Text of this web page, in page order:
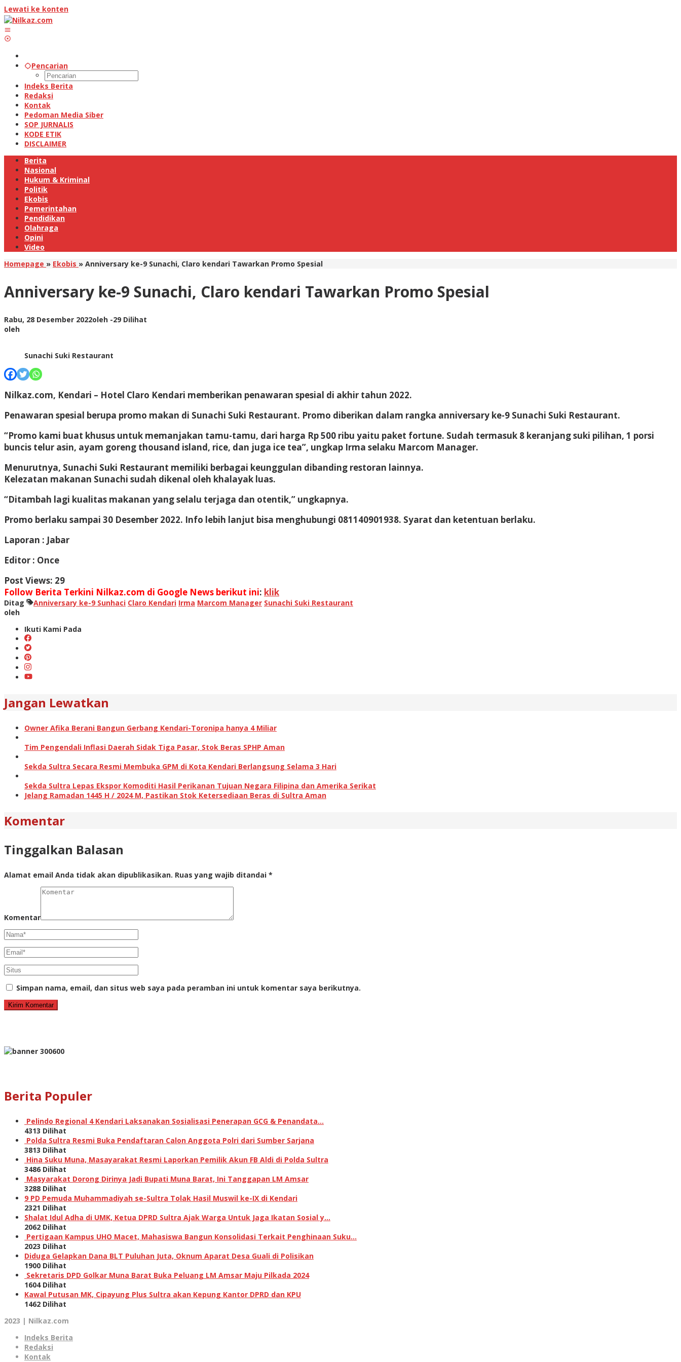
Lewati ke konten
Pencarian
Indeks Berita
Redaksi
Kontak
Pedoman Media Siber
SOP JURNALIS
KODE ETIK
DISCLAIMER
Berita
Nasional
Hukum & Kriminal
Politik
Ekobis
Pemerintahan
Pendidikan
Olahraga
Opini
Video
Homepage » Ekobis » Anniversary ke-9 Sunachi, Claro kendari Tawarkan Promo Spesial
Anniversary ke-9 Sunachi, Claro kendari Tawarkan Promo Spesial
Rabu, 28 Desember 2022oleh -29 Dilihat
oleh
Sunachi Suki Restaurant
Nilkaz.com, Kendari – Hotel Claro Kendari memberikan penawaran spesial di akhir tahun 2022.
Penawaran spesial berupa promo makan di Sunachi Suki Restaurant. Promo diberikan dalam rangka anniversary ke-9 Sunachi Suki Restaurant.
“Promo kami buat khusus untuk memanjakan tamu-tamu, dari harga Rp 500 ribu yaitu paket fortune. Sudah termasuk 8 keranjang suki pilihan, 1 porsi
buncis telur asin, ayam goreng thousand island, rice, dan juga ice tea”, ungkap Irma selaku Marcom Manager.
Menurutnya, Sunachi Suki Restaurant memiliki berbagai keunggulan dibanding restoran lainnya.
Kelezatan makanan Sunachi sudah dikenal oleh khalayak luas.
“Ditambah lagi kualitas makanan yang selalu terjaga dan otentik,” ungkapnya.
Promo berlaku sampai 30 Desember 2022. Info lebih lanjut bisa menghubungi 081140901938. Syarat dan ketentuan berlaku.
Laporan : Jabar
Editor : Once
Post Views: 29
Follow Berita Terkini Nilkaz.com di Google News berikut ini: klik
Ditag Anniversary ke-9 Sunhaci Claro Kendari Irma Marcom Manager Sunachi Suki Restaurant
oleh
Ikuti Kami Pada
Jangan Lewatkan
Owner Afika Berani Bangun Gerbang Kendari-Toronipa hanya 4 Miliar
Tim Pengendali Inflasi Daerah Sidak Tiga Pasar, Stok Beras SPHP Aman
Sekda Sultra Secara Resmi Membuka GPM di Kota Kendari Berlangsung Selama 3 Hari
Sekda Sultra Lepas Ekspor Komoditi Hasil Perikanan Tujuan Negara Filipina dan Amerika Serikat
Jelang Ramadan 1445 H / 2024 M, Pastikan Stok Ketersediaan Beras di Sultra Aman
Komentar
Tinggalkan Balasan
Alamat email Anda tidak akan dipublikasikan. Ruas yang wajib ditandai *
Komentar
Simpan nama, email, dan situs web saya pada peramban ini untuk komentar saya berikutnya.
Berita Populer
Pelindo Regional 4 Kendari Laksanakan Sosialisasi Penerapan GCG & Penandata…
4313 Dilihat
Polda Sultra Resmi Buka Pendaftaran Calon Anggota Polri dari Sumber Sarjana
3813 Dilihat
Hina Suku Muna, Masayarakat Resmi Laporkan Pemilik Akun FB Aldi di Polda Sultra
3486 Dilihat
Masyarakat Dorong Dirinya Jadi Bupati Muna Barat, Ini Tanggapan LM Amsar
3288 Dilihat
9 PD Pemuda Muhammadiyah se-Sultra Tolak Hasil Muswil ke-IX di Kendari
2321 Dilihat
Shalat Idul Adha di UMK, Ketua DPRD Sultra Ajak Warga Untuk Jaga Ikatan Sosial y…
2062 Dilihat
Pertigaan Kampus UHO Macet, Mahasiswa Bangun Konsolidasi Terkait Penghinaan Suku…
2023 Dilihat
Diduga Gelapkan Dana BLT Puluhan Juta, Oknum Aparat Desa Guali di Polisikan
1900 Dilihat
Sekretaris DPD Golkar Muna Barat Buka Peluang LM Amsar Maju Pilkada 2024
1604 Dilihat
Kawal Putusan MK, Cipayung Plus Sultra akan Kepung Kantor DPRD dan KPU
1462 Dilihat
2023 | Nilkaz.com
Indeks Berita
Redaksi
Kontak